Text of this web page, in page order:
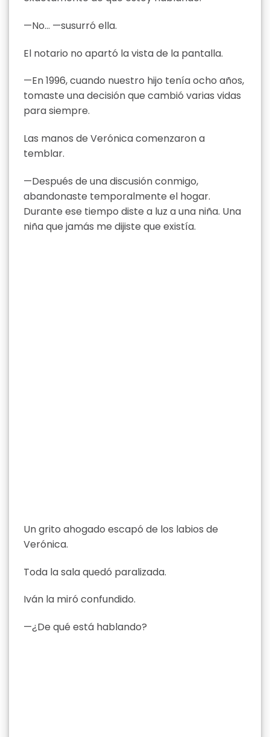
—No… —susurró ella.
El notario no apartó la vista de la pantalla.
—En 1996, cuando nuestro hijo tenía ocho años,
tomaste una decisión que cambió varias vidas
para siempre.
Las manos de Verónica comenzaron a
temblar.
—Después de una discusión conmigo,
abandonaste temporalmente el hogar.
Durante ese tiempo diste a luz a una niña. Una
niña que jamás me dijiste que existía.
Un grito ahogado escapó de los labios de
Verónica.
Toda la sala quedó paralizada.
Iván la miró confundido.
—¿De qué está hablando?